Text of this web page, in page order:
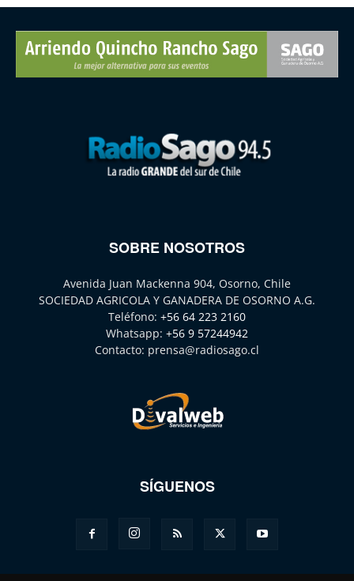
SOBRE NOSOTROS
Avenida Juan Mackenna 904, Osorno, Chile
SOCIEDAD AGRICOLA Y GANADERA DE OSORNO A.G.
Teléfono: +56 64 223 2160
Whatsapp: +56 9 57244942
Contacto: prensa@radiosago.cl
SÍGUENOS